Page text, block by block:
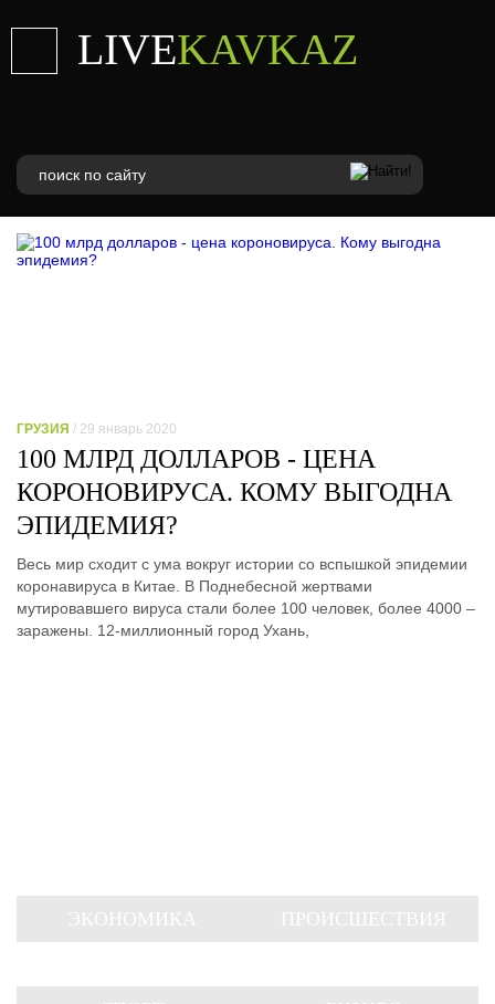
LIVEKAVKAZ
ГРУЗИЯ / 29 январь 2020
100 МЛРД ДОЛЛАРОВ - ЦЕНА
КОРОНОВИРУСА. КОМУ ВЫГОДНА
ЭПИДЕМИЯ?
Весь мир сходит с ума вокруг истории со вспышкой эпидемии
коронавируса в Китае. В Поднебесной жертвами
мутировавшего вируса стали более 100 человек, более 4000 –
заражены. 12-миллионный город Ухань,